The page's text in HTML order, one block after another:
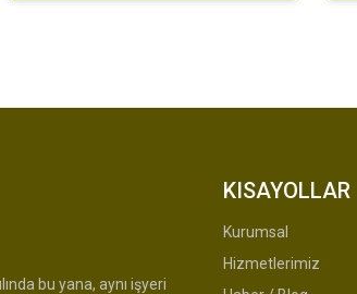
bu yana, aynı işyeri
KISAYOLLAR
Kurumsal
Hizmetlerimiz